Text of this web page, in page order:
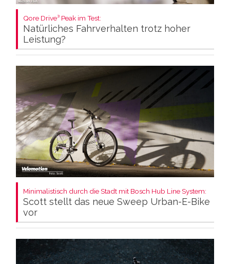
Qore Drive³ Peak im Test:
Natürliches Fahrverhalten trotz hoher
Leistung?
Minimalistisch durch die Stadt mit Bosch Hub Line System:
Scott stellt das neue Sweep Urban-E-Bike
vor